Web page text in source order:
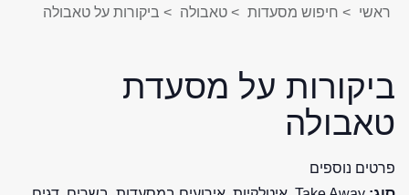
ראשי > חיפוש מסעדות > טאבולה > ביקורות על טאבולה
ביקורות על מסעדת
טאבולה
פרטים נוספים